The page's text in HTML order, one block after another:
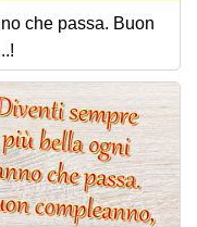
che passa. Buon